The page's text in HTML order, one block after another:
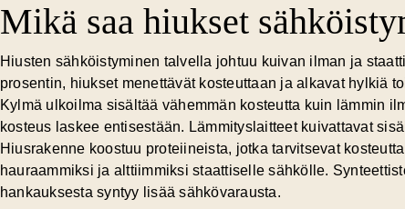
Mikä saa hiukset
Hiusten sähköistyminen talvella johtuu kuivan ilman ja
prosentin, hiukset menettävät kosteuttaan ja alkavat hylkiä
Kylmä ulkoilma sisältää vähemmän kosteutta kuin lämmin
kosteus laskee entisestään. Lämmityslaitteet kuivattavat
Hiusrakenne koostuu proteiineista, jotka tarvitsevat
hauraammiksi ja alttiimmiksi staattiselle sähkölle.
hankauksesta syntyy lisää sähkövarausta.